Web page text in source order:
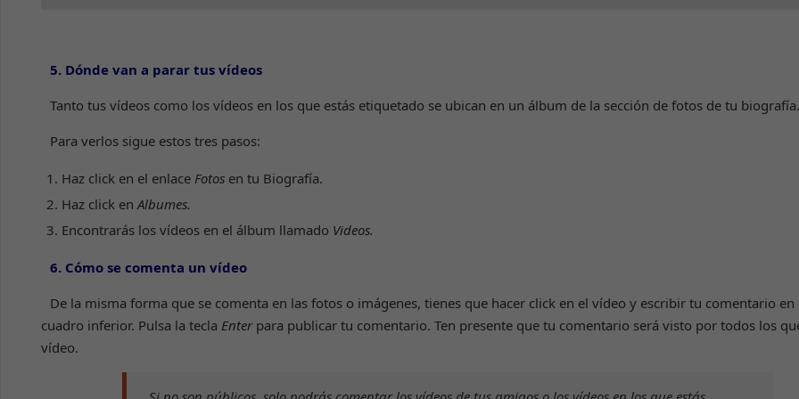
5. Dónde van a parar tus vídeos
Tanto tus vídeos como los vídeos en los que estás etiquetado se ubican en un álbum de la sección de fotos de tu biografía.
Para verlos sigue estos tres pasos:
Haz click en el enlace Fotosen tu Biografía.
Haz click en Albumes.
Encontrarás los vídeos en el álbum llamado Videos.
6. Cómo se comenta un vídeo
De la misma forma que se comenta en las fotos o imágenes, tienes que hacer click en el vídeo y escribir tu comentario en
cuadro inferior. Pulsa la tecla Enterpara publicar tu comentario. Ten presente que tu comentario será visto por todos los
vídeo.
en base a
visita. Si
rechaza estas